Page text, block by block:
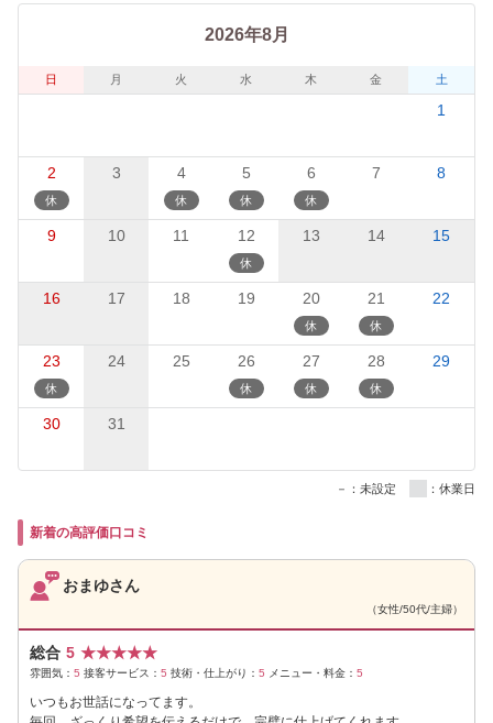
2026年8月
日 月 火 水 木 金 土
1
2 3 4 5 6 7 8
9 10 11 12 13 14 15
16 17 18 19 20 21 22
23 24 25 26 27 28 29
30 31
－：未設定 ：休業日
新着の高評価口コミ
おまゆさん
（女性/50代/主婦）
総合 5 ★★★★★
雰囲気： 5 接客サービス： 5 技術・仕上がり： 5 メニュー・料金： 5
いつもお世話になってます。